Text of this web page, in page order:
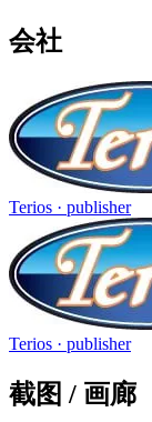
会社
Terios · publisher
Terios · publisher
截图 / 画廊